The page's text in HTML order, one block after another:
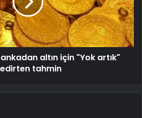
altın için "Yok artık"
tahmin